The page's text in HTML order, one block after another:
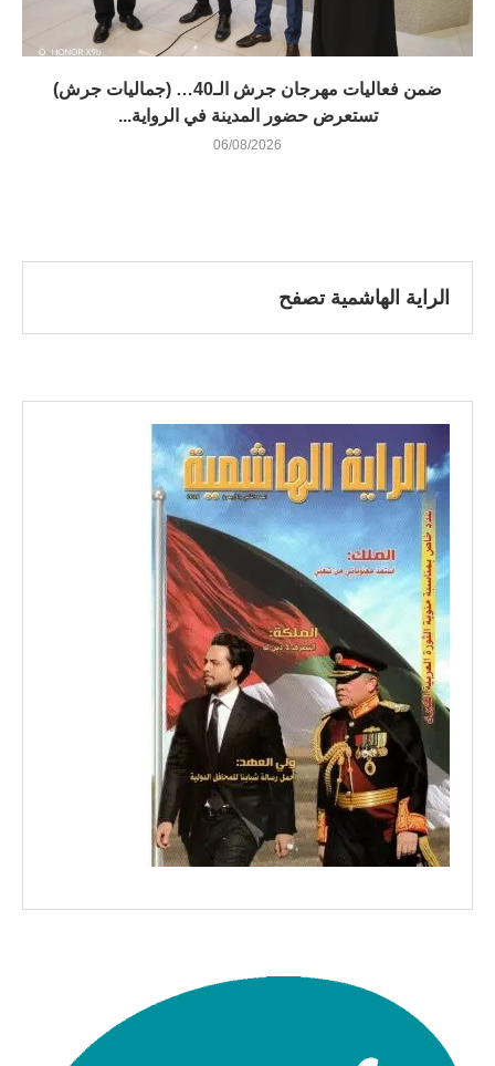
ضمن فعاليات مهرجان جرش الـ40… (جماليات جرش)
تستعرض حضور المدينة في الرواية...
06/08/2026
الراية الهاشمية تصفح